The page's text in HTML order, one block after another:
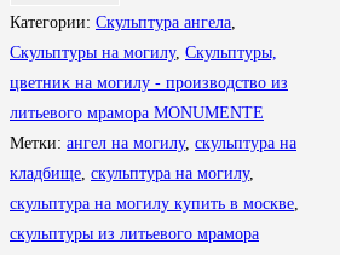
Скульптура
СК-
л
036
Категории: Скульптура ангела
Скульптуры на могилу, Скульптуры,
цветник на могилу - производство из
литьевого мрамора MONUMENTE
Метки: ангел на могилу, скульптура на
кладбище скульптура на могилу,
скульптура на могилу купить в москве
скульптуры из литьевого мрамора